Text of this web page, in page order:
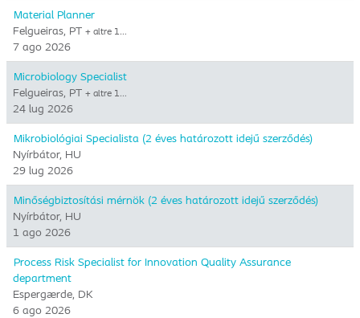
Material Planner
Felgueiras, PT + altre 1…
7 ago 2026
Microbiology Specialist
Felgueiras, PT + altre 1…
24 lug 2026
Mikrobiológiai Specialista (2 éves határozott idejű szerződés)
Nyírbátor, HU
29 lug 2026
Minőségbiztosítási mérnök (2 éves határozott idejű szerződés)
Nyírbátor, HU
1 ago 2026
Process Risk Specialist for Innovation Quality Assurance
department
Espergærde, DK
6 ago 2026